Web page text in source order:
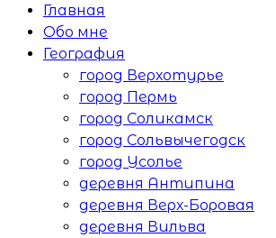
Главная
Обо мне
География
город Верхотурье
город Пермь
город Соликамск
город Сольвычегодск
город Усолье
деревня Антипина
деревня Верх-Боровая
деревня Вильва